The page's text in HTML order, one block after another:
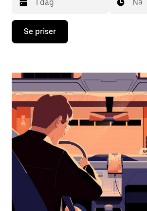
Trykk
piltast
åpne
og
velge
dato.
Trykk
på
Esc-
knappen
kalenderen.
Nå
Se priser